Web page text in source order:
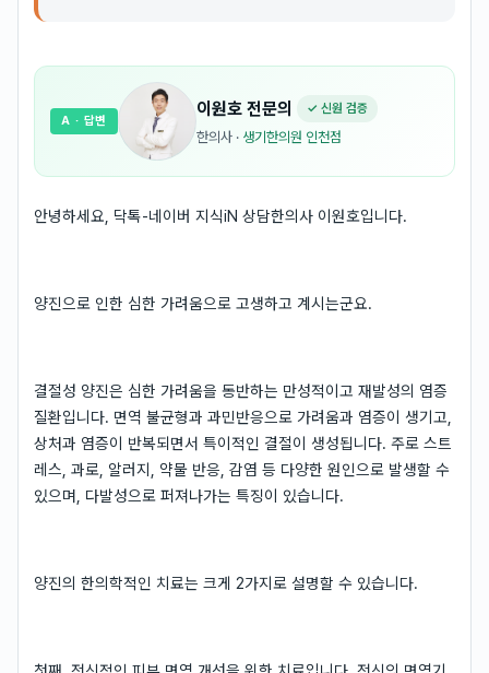
이원호 전문의 ✓ 신원 검증
한의사 · 생기한의원 인천점
A · 답변
안녕하세요, 닥톡-네이버 지식iN 상담한의사 이원호입니다.
양진으로 인한 심한 가려움으로 고생하고 계시는군요.
결절성 양진은 심한 가려움을 동반하는 만성적이고 재발성의 염증
질환입니다. 면역 불균형과 과민반응으로 가려움과 염증이 생기고,
상처과 염증이 반복되면서 특이적인 결절이 생성됩니다. 주로 스트
레스, 과로, 알러지, 약물 반응, 감염 등 다양한 원인으로 발생할 수
있으며, 다발성으로 퍼져나가는 특징이 있습니다.
양진의 한의학적인 치료는 크게 2가지로 설명할 수 있습니다.